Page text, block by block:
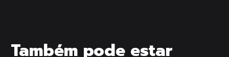
Também pode estar